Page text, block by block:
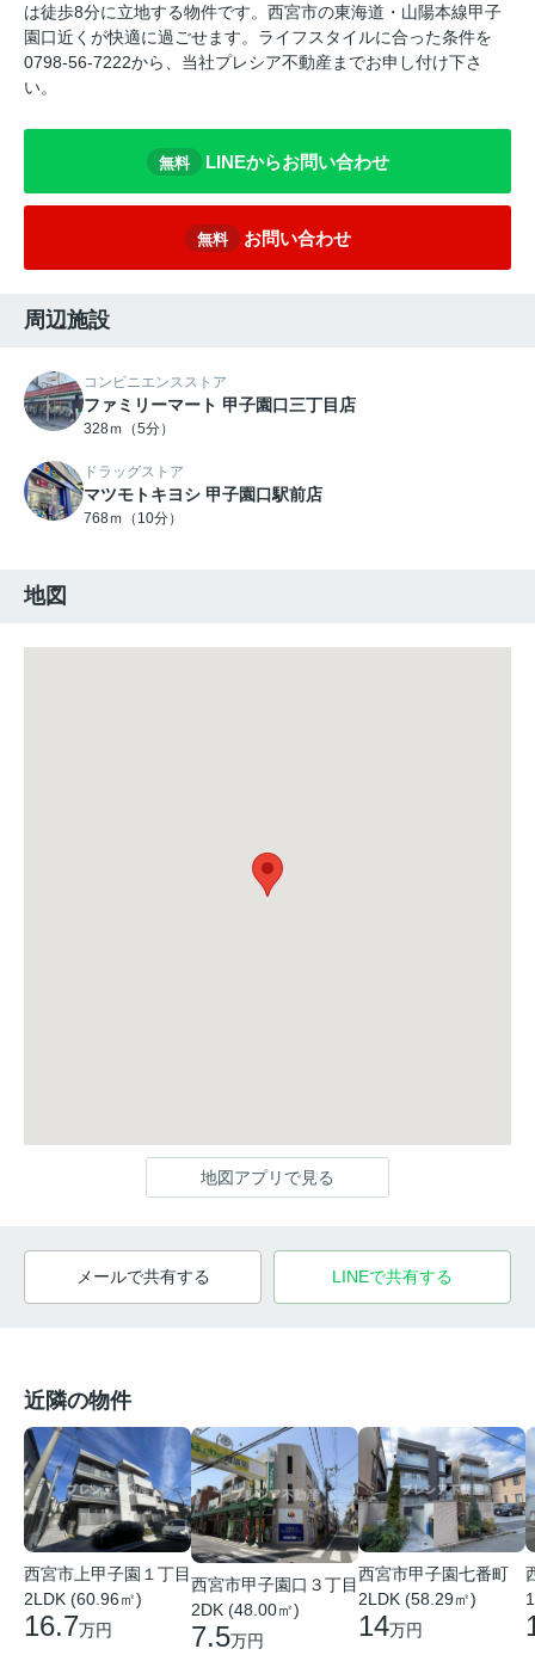
は徒歩8分に立地する物件です。西宮市の東海道・山陽本線甲子
園口近くが快適に過ごせます。ライフスタイルに合った条件を
0798-56-7222から、当社プレシア不動産までお申し付け下さ
い。
無料 LINEからお問い合わせ
無料 お問い合わせ
周辺施設
コンビニエンスストア
ファミリーマート 甲子園口三丁目店
328ｍ（5分）
ドラッグストア
マツモトキヨシ 甲子園口駅前店
768ｍ（10分）
地図
地図アプリで見る
メールで共有する LINEで共有する
近隣の物件
西宮市上甲子園１丁目
2LDK (60.96㎡)
16.7万円
西宮市甲子園口３丁目
2DK (48.00㎡)
7.5万円
西宮市甲子園七番町
2LDK (58.29㎡)
14万円